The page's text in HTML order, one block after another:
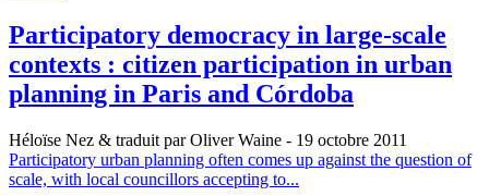
Participatory democracy in large-scale
contexts : citizen participation in urban
planning in Paris and Córdoba
Héloïse Nez & traduit par Oliver Waine - 19 octobre 2011
Participatory urban planning often comes up against the question of
scale, with local councillors accepting to...